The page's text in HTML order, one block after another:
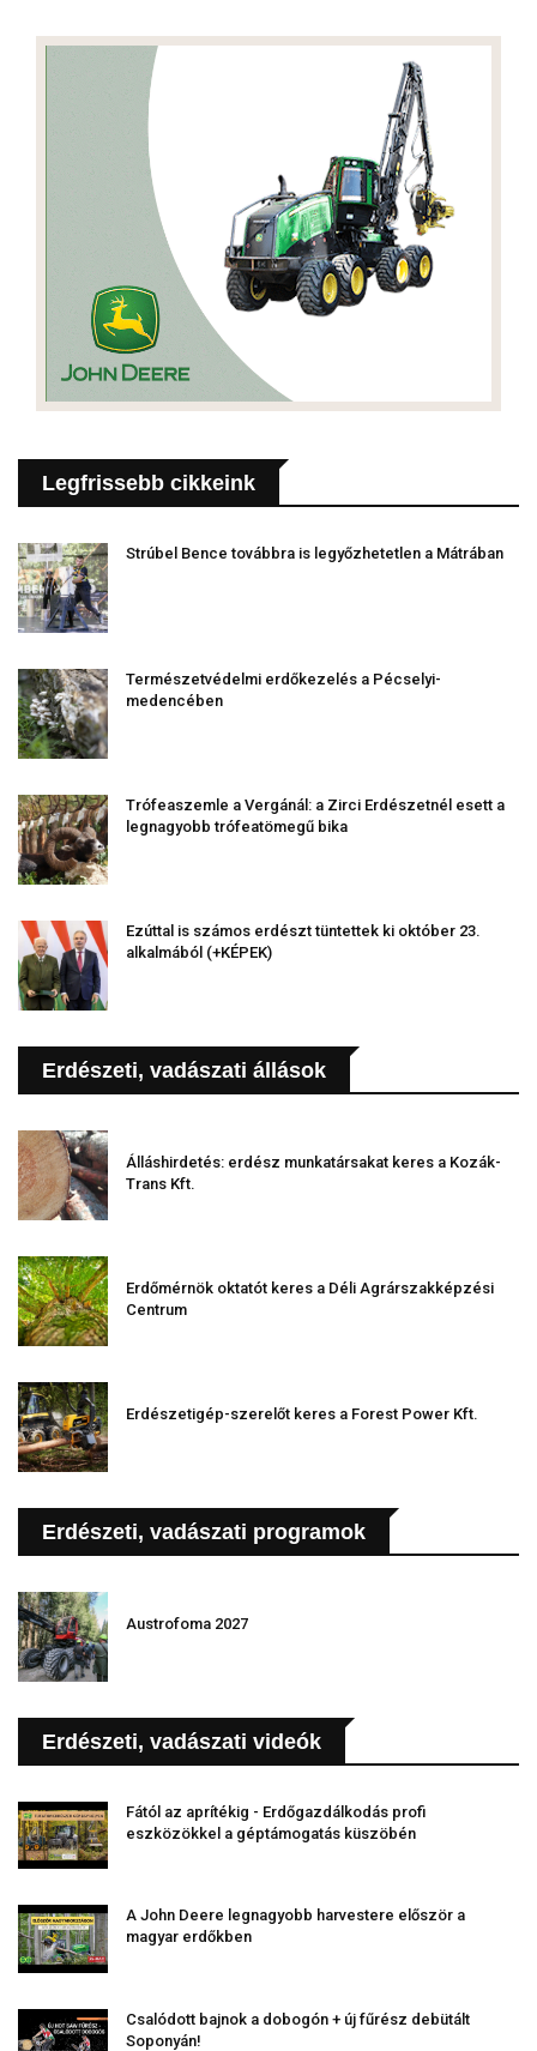
Legfrissebb cikkeink
Strúbel Bence továbbra is legyőzhetetlen a Mátrában
Természetvédelmi erdőkezelés a Pécselyi-
medencében
Trófeaszemle a Vergánál: a Zirci Erdészetnél esett a
legnagyobb trófeatömegű bika
Ezúttal is számos erdészt tüntettek ki október 23.
alkalmából (+KÉPEK)
Erdészeti, vadászati állások
Álláshirdetés: erdész munkatársakat keres a Kozák-
Trans Kft.
Erdőmérnök oktatót keres a Déli Agrárszakképzési
Centrum
Erdészetigép-szerelőt keres a Forest Power Kft.
Erdészeti, vadászati programok
Austrofoma 2027
Erdészeti, vadászati videók
Fától az aprítékig - Erdőgazdálkodás profi
eszközökkel a géptámogatás küszöbén
A John Deere legnagyobb harvestere először a
magyar erdőkben
Csalódott bajnok a dobogón + új fűrész debütált
Soponyán!